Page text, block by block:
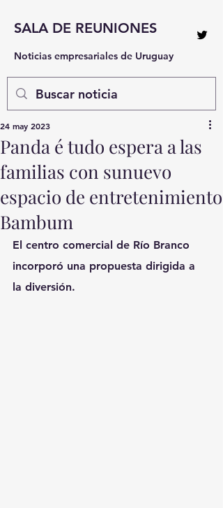
SALA DE REUNIONES
Noticias empresariales de Uruguay
Panda é tudo espera a las
familias con sunuevo
espacio de entretenimiento
Bambum
24 may 2023
El centro comercial de Río Branco
incorporó una propuesta dirigida a
la diversión.